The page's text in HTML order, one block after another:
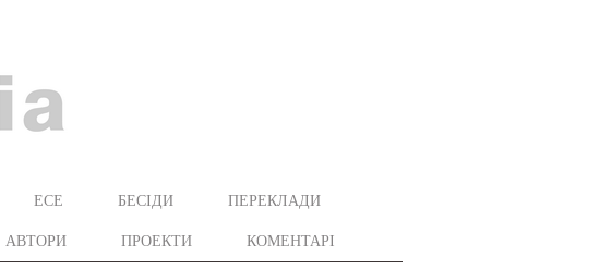
ЕСЕ БЕСІДИ ПЕРЕКЛАДИ
АВТОРИ ПРОЕКТИ КОМЕНТАРІ